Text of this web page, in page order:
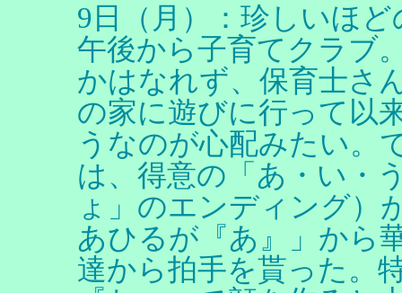
9日（月）：珍しいほど
午後から子育てクラブ
かはなれず、保育士さ
の家に遊びに行って以
うなのが心配みたい。
は、得意の「あ・い・
ょ」のエンディング）
あひるが『あ』」から
達から拍手を貰った。